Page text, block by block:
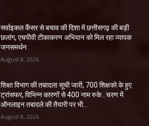
सर्वाइकल कैंसर से बचाव की दिशा में छत्तीसगढ़ की बड़ी
छलांग, एचपीवी टीकाकरण अभियान को मिल रहा व्यापक
जनसमर्थन
August 8, 2026
शिक्षा विभाग की तबादला सूची जारी, 700 शिक्षको के हुए
ट्रांसफर, विभिन्न कारणों से 400 नाम रुके…चरण में
ऑनलाइन तबादले की तैयारी पर भी...
August 8, 2026